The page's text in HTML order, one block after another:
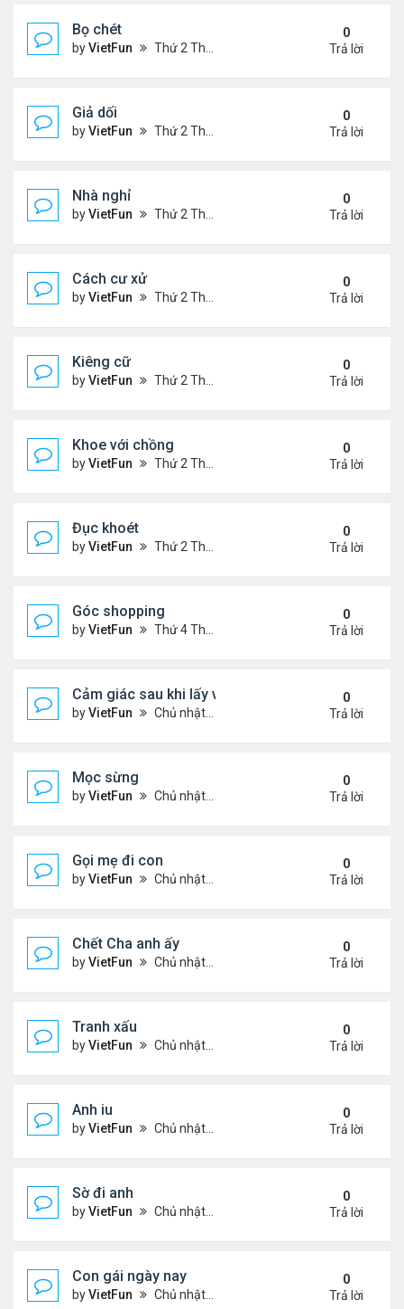
Bọ chét
byVietFun Thứ 2 Tháng 1 03, 2022 9:16 pm
0
Trả lời
Giả dối
byVietFun Thứ 2 Tháng 1 03, 2022 9:13 pm
0
Trả lời
Nhà nghỉ
byVietFun Thứ 2 Tháng 1 03, 2022 9:11 pm
0
Trả lời
Cách cư xử
byVietFun Thứ 2 Tháng 1 03, 2022 9:08 pm
0
Trả lời
Kiêng cữ
byVietFun Thứ 2 Tháng 1 03, 2022 9:07 pm
0
Trả lời
Khoe với chồng
byVietFun Thứ 2 Tháng 1 03, 2022 9:06 pm
0
Trả lời
Đục khoét
byVietFun Thứ 2 Tháng 1 03, 2022 9:05 pm
0
Trả lời
Góc shopping
byVietFun Thứ 4 Tháng 12 15, 2021 12:19 pm
0
Trả lời
Cảm giác sau khi lấy vợ
byVietFun Chủ nhật Tháng 12 12, 2021 11:24 pm
0
Trả lời
Mọc sừng
byVietFun Chủ nhật Tháng 12 12, 2021 11:23 pm
0
Trả lời
Gọi mẹ đi con
byVietFun Chủ nhật Tháng 12 12, 2021 11:22 pm
0
Trả lời
Chết Cha anh ấy
byVietFun Chủ nhật Tháng 12 12, 2021 11:21 pm
0
Trả lời
Tranh xấu
byVietFun Chủ nhật Tháng 12 12, 2021 11:18 pm
0
Trả lời
Anh iu
byVietFun Chủ nhật Tháng 12 12, 2021 11:18 pm
0
Trả lời
Sờ đi anh
byVietFun Chủ nhật Tháng 12 12, 2021 11:16 pm
0
Trả lời
Con gái ngày nay
byVietFun Chủ nhật Tháng 12 12, 2021 11:16 pm
0
Trả lời